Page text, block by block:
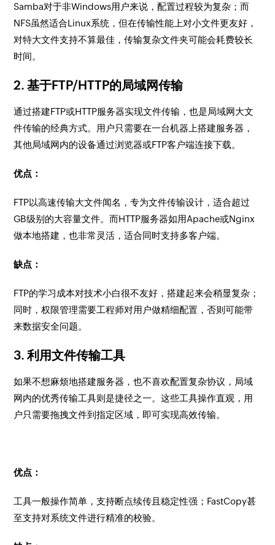
Samba对于非Windows用户来说，配置过程较为复杂；而
NFS虽然适合Linux系统，但在传输性能上对小文件更友好，
对特大文件支持不算最佳，传输复杂文件夹可能会耗费较长
时间。
2. 基于FTP/HTTP的局域网传输
通过搭建FTP或HTTP服务器实现文件传输，也是局域网大文
件传输的经典方式。用户只需要在一台机器上搭建服务器，
其他局域网内的设备通过浏览器或FTP客户端连接下载。
优点：
FTP以高速传输大文件闻名，专为文件传输设计，适合超过
GB级别的大容量文件。而HTTP服务器如用Apache或Nginx
做本地搭建，也非常灵活，适合同时支持多客户端。
缺点：
FTP的学习成本对技术小白很不友好，搭建起来会稍显复杂；
同时，权限管理需要工程师对用户做精细配置，否则可能带
来数据安全问题。
3. 利用文件传输工具
如果不想麻烦地搭建服务器，也不喜欢配置复杂协议，局域
网内的优秀传输工具则是捷径之一。这些工具操作直观，用
户只需要拖拽文件到指定区域，即可实现高效传输。
优点：
工具一般操作简单，支持断点续传且稳定性强；FastCopy甚
至支持对系统文件进行精准的校验。